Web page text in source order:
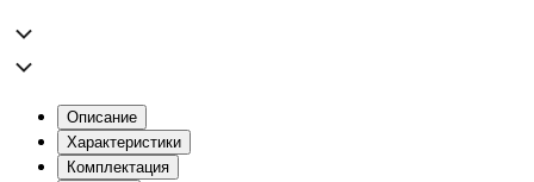
Описание
Характеристики
Комплектация